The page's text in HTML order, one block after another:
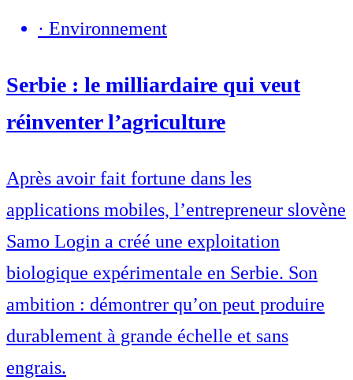
· Environnement
Serbie : le milliardaire qui veut
réinventer l’agriculture
Après avoir fait fortune dans les
applications mobiles, l’entrepreneur slovène
Samo Login a créé une exploitation
biologique expérimentale en Serbie. Son
ambition : démontrer qu’on peut produire
durablement à grande échelle et sans
engrais.